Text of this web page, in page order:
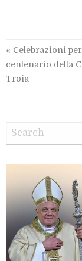
« Celebrazioni
centenario della
Troia